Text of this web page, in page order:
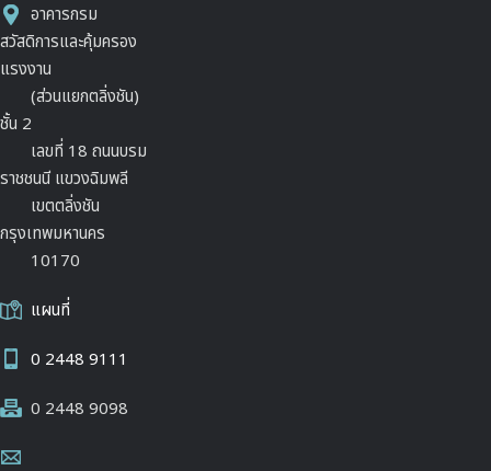
อาคารกรม
สวัสดิการและคุ้มครอง
แรงงาน
(ส่วนแยกตลิ่งชัน)
ชั้น 2
เลขที่ 18 ถนนบรม
ราชชนนี แขวงฉิมพลี
เขตตลิ่งชัน
กรุงเทพมหานคร
10170
แผนที่
0 2448 9111
0 2448 9098